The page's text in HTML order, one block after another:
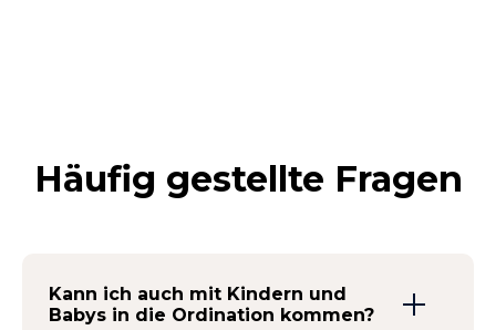
Häufig gestellte Fragen
Kann ich auch mit Kindern und
Babys in die Ordination kommen?